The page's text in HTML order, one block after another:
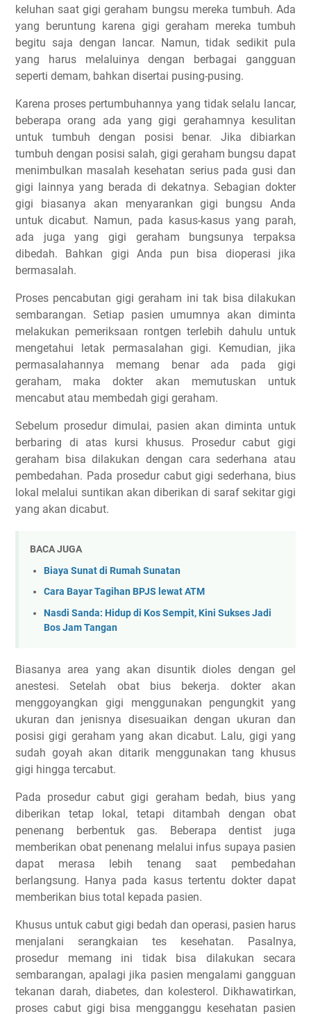
keluhan saat gigi geraham bungsu mereka tumbuh. Ada
yang beruntung karena gigi geraham mereka tumbuh
begitu saja dengan lancar. Namun, tidak sedikit pula
yang harus melaluinya dengan berbagai gangguan
seperti demam, bahkan disertai pusing-pusing.
Karena proses pertumbuhannya yang tidak selalu lancar,
beberapa orang ada yang gigi gerahamnya kesulitan
untuk tumbuh dengan posisi benar. Jika dibiarkan
tumbuh dengan posisi salah, gigi geraham bungsu dapat
menimbulkan masalah kesehatan serius pada gusi dan
gigi lainnya yang berada di dekatnya. Sebagian dokter
gigi biasanya akan menyarankan gigi bungsu Anda
untuk dicabut. Namun, pada kasus-kasus yang parah,
ada juga yang gigi geraham bungsunya terpaksa
dibedah. Bahkan gigi Anda pun bisa dioperasi jika
bermasalah.
Proses pencabutan gigi geraham ini tak bisa dilakukan
sembarangan. Setiap pasien umumnya akan diminta
melakukan pemeriksaan rontgen terlebih dahulu untuk
mengetahui letak permasalahan gigi. Kemudian, jika
permasalahannya memang benar ada pada gigi
geraham, maka dokter akan memutuskan untuk
mencabut atau membedah gigi geraham.
Sebelum prosedur dimulai, pasien akan diminta untuk
berbaring di atas kursi khusus. Prosedur cabut gigi
geraham bisa dilakukan dengan cara sederhana atau
pembedahan. Pada prosedur cabut gigi sederhana, bius
lokal melalui suntikan akan diberikan di saraf sekitar gigi
yang akan dicabut.
BACA JUGA
Biaya Sunat di Rumah Sunatan
Cara Bayar Tagihan BPJS lewat ATM
Nasdi Sanda: Hidup di Kos Sempit, Kini Sukses Jadi
Bos Jam Tangan
Biasanya area yang akan disuntik dioles dengan gel
anestesi. Setelah obat bius bekerja. dokter akan
menggoyangkan gigi menggunakan pengungkit yang
ukuran dan jenisnya disesuaikan dengan ukuran dan
posisi gigi geraham yang akan dicabut. Lalu, gigi yang
sudah goyah akan ditarik menggunakan tang khusus
gigi hingga tercabut.
Pada prosedur cabut gigi geraham bedah, bius yang
diberikan tetap lokal, tetapi ditambah dengan obat
penenang berbentuk gas. Beberapa dentist juga
memberikan obat penenang melalui infus supaya pasien
dapat merasa lebih tenang saat pembedahan
berlangsung. Hanya pada kasus tertentu dokter dapat
memberikan bius total kepada pasien.
Khusus untuk cabut gigi bedah dan operasi, pasien harus
menjalani serangkaian tes kesehatan. Pasalnya,
prosedur memang ini tidak bisa dilakukan secara
sembarangan, apalagi jika pasien mengalami gangguan
tekanan darah, diabetes, dan kolesterol. Dikhawatirkan,
proses cabut gigi bisa mengganggu kesehatan pasien